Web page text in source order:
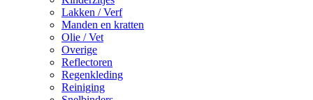
Lakken / Verf
Manden en kratten
Olie / Vet
Overige
Reflectoren
Regenkleding
Reiniging